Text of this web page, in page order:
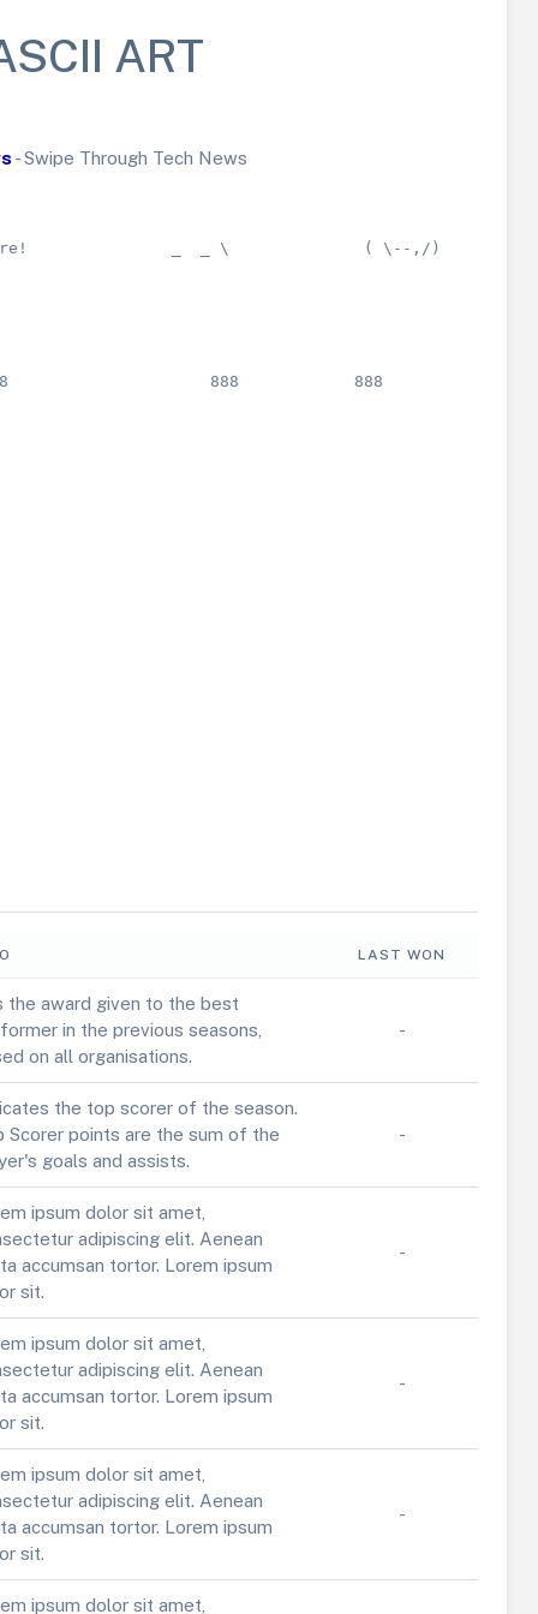
ART
- Swipe Through Tech News
`circus' for more!
LAST WON
the award given to the best
in the previous seasons,
on all organisations.
-
the top scorer of the season.
Scorer points are the sum of the
goals and assists.
-
ipsum dolor sit amet,
adipiscing elit. Aenean
accumsan tortor. Lorem ipsum
sit.
-
ipsum dolor sit amet,
adipiscing elit. Aenean
accumsan tortor. Lorem ipsum
sit.
-
ipsum dolor sit amet,
adipiscing elit. Aenean
accumsan tortor. Lorem ipsum
sit.
-
ipsum dolor sit amet,